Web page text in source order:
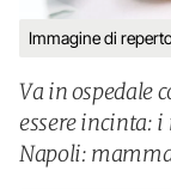
Immagine di
Va in ospedale
essere incinta: i
Napoli: